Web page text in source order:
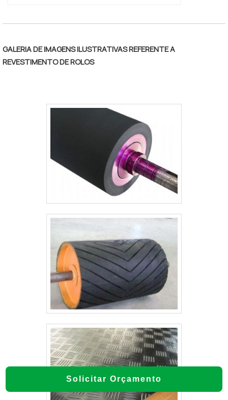
GALERIA DE IMAGENS ILUSTRATIVAS REFERENTE A
REVESTIMENTO DE ROLOS
Solicitar Orçamento